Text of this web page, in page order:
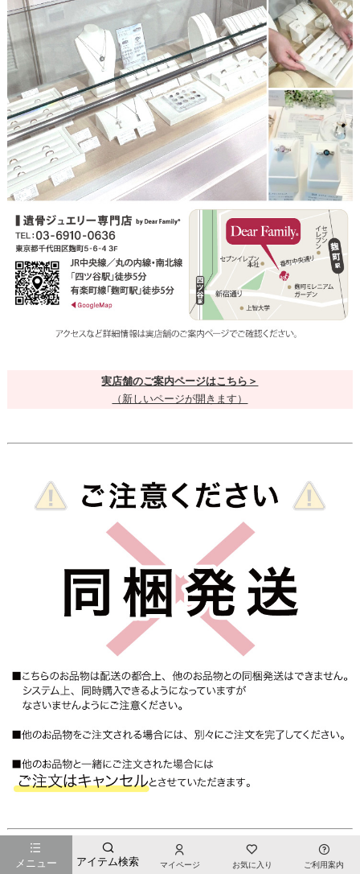
メニュー アイテム検索 マイページ お気に入り ご利用案内
実店舗のご案内ページはこちら＞
（新しいページが開きます）
『想いを宿す、絆のかたち。』